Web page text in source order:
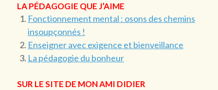
LA PÉDAGOGIE QUE J’AIME
Fonctionnement mental : osons des chemins
insoupçonnés !
Enseigner avec exigence et bienveillance
La pédagogie du bonheur
SUR LE SITE DE MON AMI DIDIER